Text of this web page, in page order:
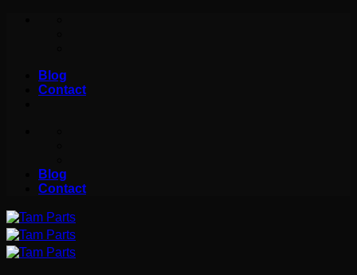
Blog
Contact
Blog
Contact